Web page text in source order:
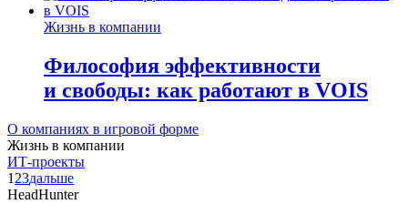
Жизнь в компании
Философия эффективности
и свободы: как работают в VOIS
О компаниях в игровой форме
Жизнь в компании
ИТ-проекты
1 23дальше
HeadHunter